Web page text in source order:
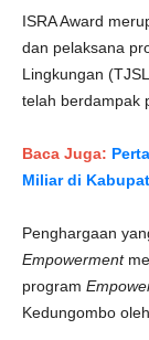
ISRA Award
dan pelaksana
Lingkungan
telah berdampak
Baca Juga:
Miliar di
Penghargaan
Empowerment
program
Kedungombo